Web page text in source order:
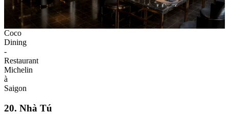
Coco
Dining
-
Restaurant
Michelin
à
Saigon
20. Nhà Tú